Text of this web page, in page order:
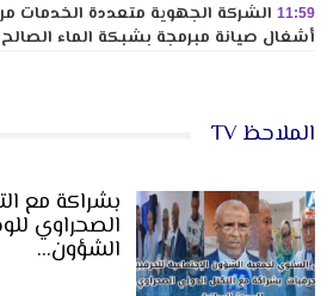
11:59 الشركة الجهوية متعددة
أشغال صيانة مبرمجة بشبكة الماء
الملاحظ TV
بشراكة مع
الصحراوي
الشؤون…